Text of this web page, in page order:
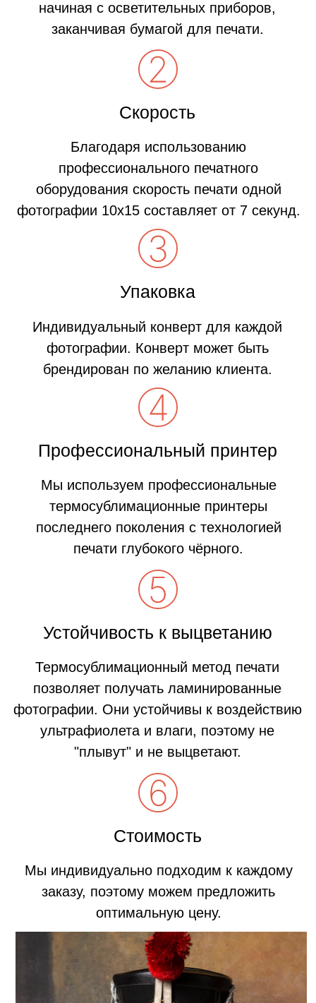
Печатаем на профессиональных
термосублимационных фотопринтерах.
Стандартные размеры 7х10, 10х15, 9х11,
есть круглые 8 см, так же мы можем
размера.
Индивидуальная форма
Индивидуальный конверт для каждой
фотографии. Конверт может быть
брендирован по желанию клиента.
Упаковка
Производительность нашей студии с одним
и больше;)
Скорость
Термосублимационный метод печати
позволяет получать ламинированные
фотографии. Они устойчивы к воздействию
ультрафиолета и влаги, поэтому не
Устойчивость к выцветанию
Лучшее качество по привлекательной цене.
Стоимость